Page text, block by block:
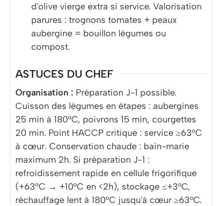
d'olive vierge extra si service. Valorisation
parures : trognons tomates + peaux
aubergine = bouillon légumes ou
compost.
ASTUCES DU CHEF
Organisation : Préparation J-1 possible.
Cuisson des légumes en étapes : aubergines
25 min à 180°C, poivrons 15 min, courgettes
20 min. Point HACCP critique : service ≥63°C
à cœur. Conservation chaude : bain-marie
maximum 2h. Si préparation J-1 :
refroidissement rapide en cellule frigorifique
(+63°C → +10°C en <2h), stockage ≤+3°C,
réchauffage lent à 180°C jusqu'à cœur ≥63°C.